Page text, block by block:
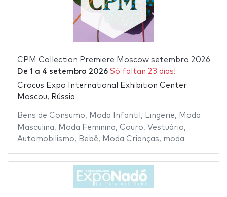
CPM Collection Premiere Moscow setembro 2026
De 1 a 4 setembro 2026 Só faltan 23 dias!
Crocus Expo International Exhibition Center
Moscou, Rússia
Bens de Consumo, Moda Infantil , Lingerie, Moda
Masculina, Moda Feminina, Couro, Vestuário,
Automobilismo, Bebê, Moda Crianças, moda